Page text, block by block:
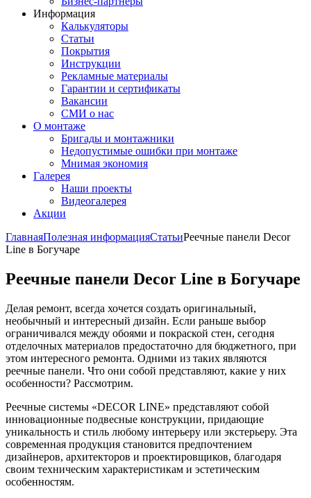
Информация
Калькуляторы
Статьи
Покрытия
Инструкции
Рекламные материалы
Гарантии и сертификаты
Вакансии
СМИ о нас
О монтаже
Бригады и монтажники
Недопустимые ошибки при монтаже
Мнимая экономия
Галерея
Наши проекты
Видеогалерея
Акции
ГлавнаяПолезная информацияСтатьиРеечные панели Decor
Line в Богучаре
Реечные панели Decor Line в Богучаре
Делая ремонт, всегда хочется создать оригинальный,
необычный и интересный дизайн. Если раньше выбор
ограничивался между обоями и покраской стен, сегодня
отделочных материалов предостаточно для бюджетного, при
этом интересного ремонта. Одними из таких являются
реечные панели. Что они собой представляют, какие у них
особенности? Рассмотрим.
Реечные системы «DECOR LINE» представляют собой
инновационные подвесные конструкции, придающие
уникальность и стиль любому интерьеру или экстерьеру. Эта
современная продукция становится предпочтением
дизайнеров, архитекторов и проектировщиков, благодаря
своим техническим характеристикам и эстетическим
особенностям.